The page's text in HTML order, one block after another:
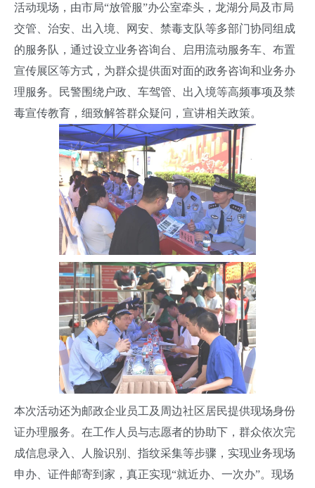
活动现场，由市局“放管服”办公室牵头，龙湖分局及市局
交管、治安、出入境、网安、禁毒支队等多部门协同组成
的服务队，通过设立业务咨询台、启用流动服务车、布置
宣传展区等方式，为群众提供面对面的政务咨询和业务办
理服务。民警围绕户政、车驾管、出入境等高频事项及禁
毒宣传教育，细致解答群众疑问，宣讲相关政策。
本次活动还为邮政企业员工及周边社区居民提供现场身份
证办理服务。在工作人员与志愿者的协助下，群众依次完
成信息录入、人脸识别、指纹采集等步骤，实现业务现场
申办、证件邮寄到家，真正实现“就近办、一次办”。现场